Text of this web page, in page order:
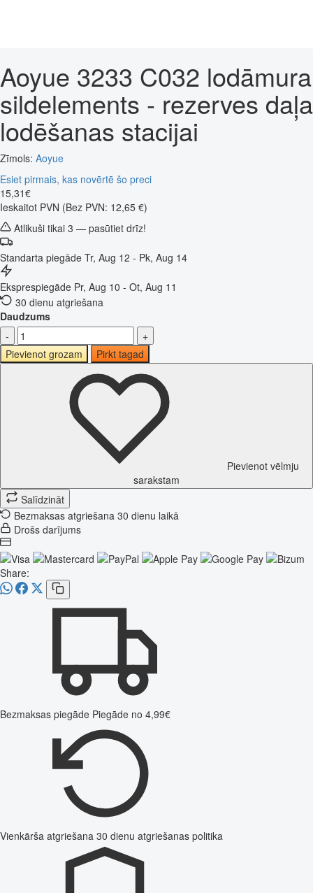
Aoyue 3233 C032 lodāmura
sildelements - rezerves daļa
lodēšanas stacijai
Zīmols: Aoyue
Esiet pirmais, kas novērtē šo preci
15,31€
Ieskaitot PVN (Bez PVN: 12,65 €)
Atlikuši tikai 3 — pasūtiet drīz!
Standarta piegāde Tr, Aug 12 - Pk, Aug 14
Eksprespiegāde Pr, Aug 10 - Ot, Aug 11
30 dienu atgriešana
Daudzums
-
+
Pievienot grozam
Pirkt tagad
Pievienot vēlmju
sarakstam
Salīdzināt
Bezmaksas atgriešana 30 dienu laikā
Drošs darījums
Share:
Bezmaksas piegāde Piegāde no 4,99€
Vienkārša atgriešana 30 dienu atgriešanas politika